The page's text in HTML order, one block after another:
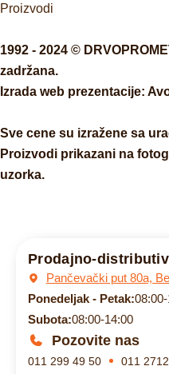
Proizvodi
1992 - 2024 ©
zadržana.
Izrada web prezentacije:
Sve cene su izražene sa
Proizvodi prikazani na
uzorka.
Prodajno-
Pančevački put 80a,
Ponedeljak - Petak:
Subota:08:00-14:00
Pozovite nas
011 299 49 50 011